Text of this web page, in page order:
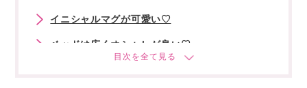
イニシャルマグが可愛い♡
ベッドは広くオシャレが良い♡